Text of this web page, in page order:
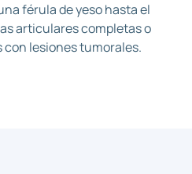
férula de yeso hasta el
articulares completas o
lesiones tumorales.